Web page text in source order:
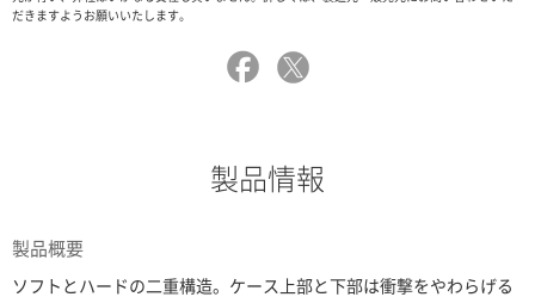
だきますようお願いいたします。
製品情報
製品概要
ソフトとハードの二重構造。ケース上部と下部は衝撃をやわらげる